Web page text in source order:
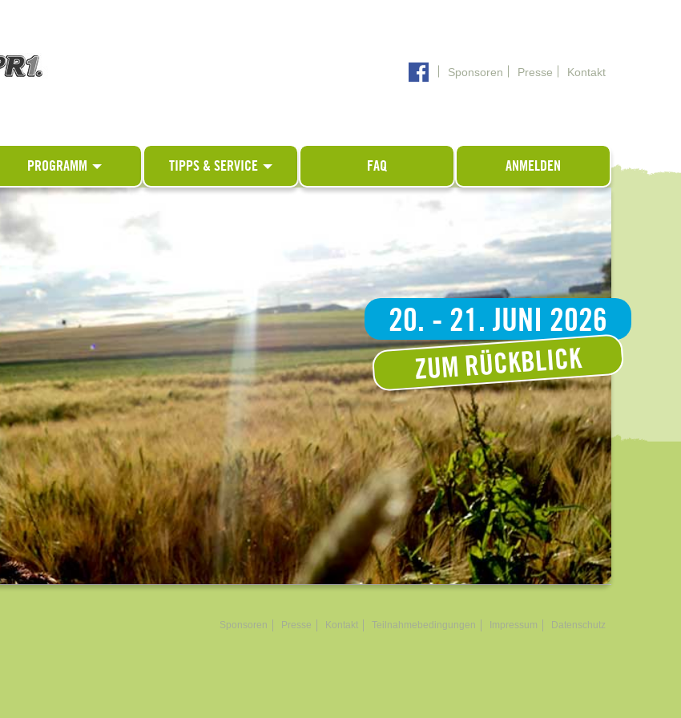
Sponsoren Presse Kontakt
PROGRAMM TIPPS & SERVICE FAQ ANMELDEN
20. - 21. JUNI 2026
ZUM RÜCKBLICK
Sponsoren Presse Kontakt Teilnahmebedingungen Impressum Datenschutz